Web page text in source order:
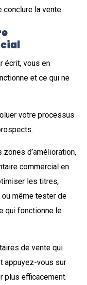
conclure la vente.
écrit, vous en
et ce qui ne
votre processus
d’amélioration,
commercial en
les titres,
même tester de
qui fonctionne le
de vente qui
appuyez-vous sur
plus efficacement.